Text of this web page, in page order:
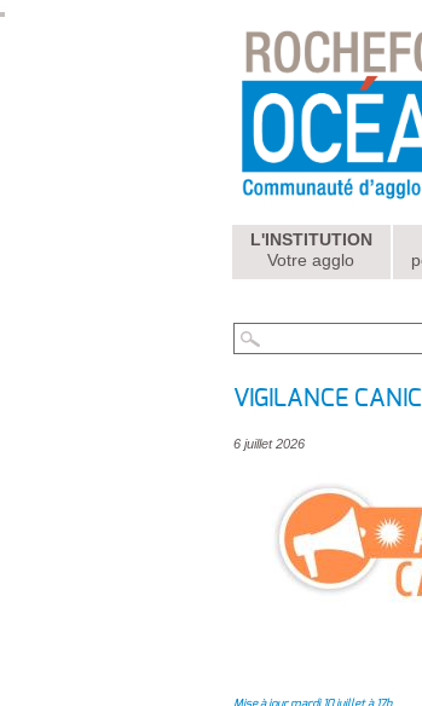
L'INSTITUTION
Votre agglo
VIGILANCE
6 juillet 2026
Mise à jour mardi 10 juillet à 17h